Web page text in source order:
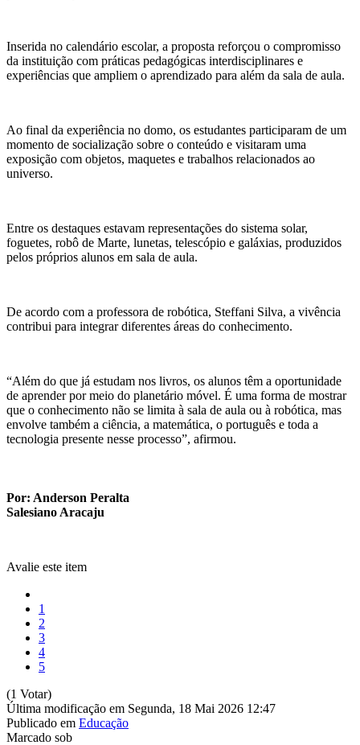
Inserida no calendário escolar, a proposta reforçou o compromisso
da instituição com práticas pedagógicas interdisciplinares e
experiências que ampliem o aprendizado para além da sala de aula.
Ao final da experiência no domo, os estudantes participaram de um
momento de socialização sobre o conteúdo e visitaram uma
exposição com objetos, maquetes e trabalhos relacionados ao
universo.
Entre os destaques estavam representações do sistema solar,
foguetes, robô de Marte, lunetas, telescópio e galáxias, produzidos
pelos próprios alunos em sala de aula.
De acordo com a professora de robótica, Steffani Silva, a vivência
contribui para integrar diferentes áreas do conhecimento.
“Além do que já estudam nos livros, os alunos têm a oportunidade
de aprender por meio do planetário móvel. É uma forma de mostrar
que o conhecimento não se limita à sala de aula ou à robótica, mas
envolve também a ciência, a matemática, o português e toda a
tecnologia presente nesse processo”, afirmou.
Por: Anderson Peralta
Salesiano Aracaju
Avalie este item
1
2
3
4
5
(1 Votar)
Última modificação em Segunda, 18 Mai 2026 12:47
Publicado em Educação
Marcado sob